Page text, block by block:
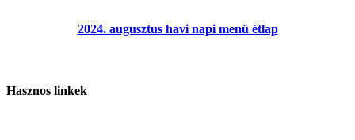
2024. augusztus havi napi menü étlap
Hasznos linkek